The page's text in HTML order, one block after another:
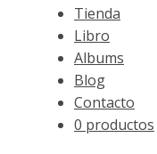
Tienda
Libro
Albums
Blog
Contacto
0 productos